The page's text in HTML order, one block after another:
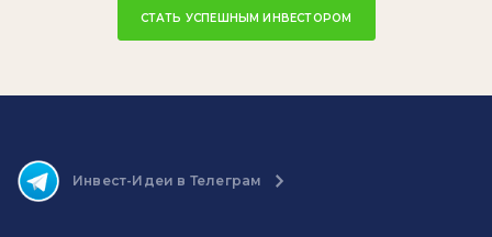
СТАТЬ УСПЕШНЫМ ИНВЕСТОРОМ
Инвест-Идеи в Телеграм